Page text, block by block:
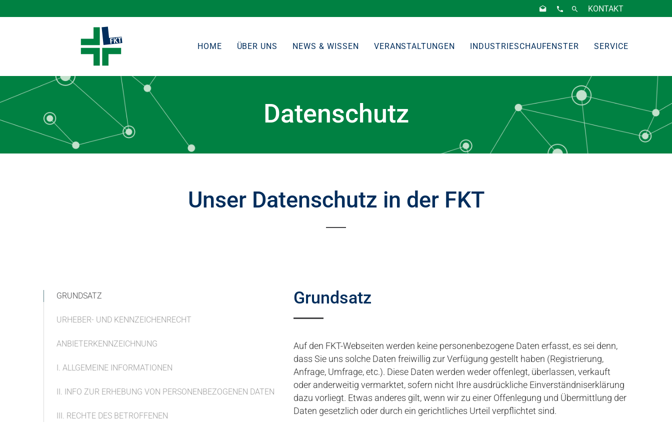
KONTAKT
HOME ÜBER UNS NEWS & WISSEN VERANSTALTUNGEN INDUSTRIESCHAUFENSTER SERVICE
Datenschutz
Unser Datenschutz in der FKT
GRUNDSATZ
URHEBER- UND KENNZEICHENRECHT
ANBIETERKENNZEICHNUNG
I. ALLGEMEINE INFORMATIONEN
II. INFO ZUR ERHEBUNG VON PERSONENBEZOGENEN DATEN
III. RECHTE DES BETROFFENEN
Grundsatz
Auf den FKT-Webseiten werden keine personenbezogene Daten erfasst, es sei denn,
dass Sie uns solche Daten freiwillig zur Verfügung gestellt haben (Registrierung,
Anfrage, Umfrage, etc.). Diese Daten werden weder offenlegt, überlassen, verkauft
oder anderweitig vermarktet, sofern nicht Ihre ausdrückliche Einverständniserklärung
dazu vorliegt. Etwas anderes gilt, wenn wir zu einer Offenlegung und Übermittlung der
Daten gesetzlich oder durch ein gerichtliches Urteil verpflichtet sind.